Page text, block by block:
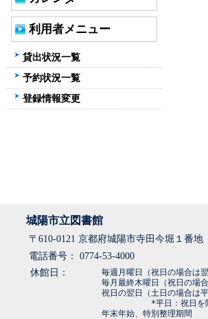
利用者メニュー
貸出状況一覧
予約状況一覧
登録情報変更
城陽市立図書館
〒610-0121 京都府城陽市寺田今堀１番
電話番号： 0774-53-4000
休館日：
毎週月曜日（祝日の場合は翌
毎月最終木曜日（祝日の場合
祝日の翌日（土日の場合は平
*平日：祝日を除
年末年始、特別整理期間